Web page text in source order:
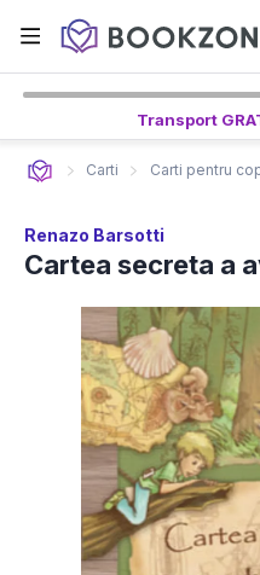
Transport
Carti Carti pentru
Renazo Barsotti
Cartea secreta a